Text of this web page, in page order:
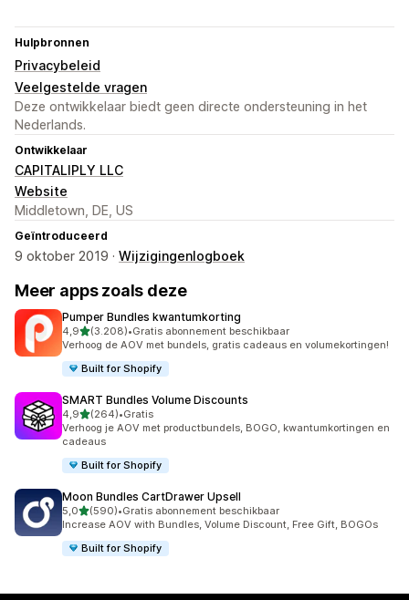
Hulpbronnen
Privacybeleid
Veelgestelde vragen
Deze ontwikkelaar biedt geen directe ondersteuning in het
Nederlands.
Ontwikkelaar
CAPITALIPLY LLC
Website
Middletown, DE, US
Geïntroduceerd
9 oktober 2019 · Wijzigingenlogboek
Meer apps zoals deze
Pumper Bundles kwantumkorting
4,9van 5 sterren
(3.208)
3208 recensies in totaal
•Gratis abonnement beschikbaar
Verhoog de AOV met bundels, gratis cadeaus en volumekortingen!
Built for Shopify
SMART Bundles Volume Discounts
4,9van 5 sterren
(264)
264 recensies in totaal
•Gratis
Verhoog je AOV met productbundels, BOGO, kwantumkortingen en
cadeaus
Built for Shopify
Moon Bundles CartDrawer Upsell
5,0van 5 sterren
(590)
590 recensies in totaal
•Gratis abonnement beschikbaar
Increase AOV with Bundles, Volume Discount, Free Gift, BOGOs
Built for Shopify